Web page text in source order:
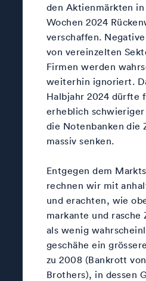
den Aktienmärkten
Wochen 2024
verschaffen.
von vereinzelten
Firmen werden
weiterhin ignoriert.
Halbjahr 2024 dürfte
erheblich
die Notenbanken die
massiv senken.
Entgegen dem
rechnen wir mit
und erachten, wie
markante und rasche
als wenig
geschähe ein
zu 2008 (Bankrott
Brothers), in dessen